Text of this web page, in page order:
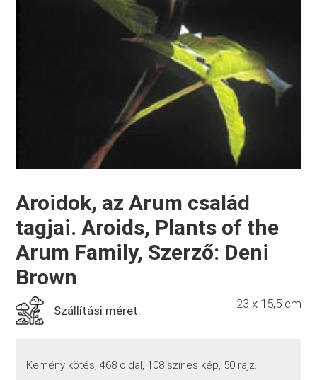
Aroidok, az Arum család
tagjai. Aroids, Plants of the
Arum Family, Szerző: Deni
Brown
Szállítási méret: 23 x 15,5 cm
Kemény kötés, 468 oldal, 108 színes kép, 50 rajz.